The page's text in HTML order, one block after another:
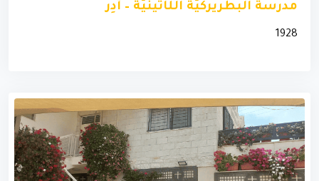
مدرسة البطريركيّة اللّاتينيّة – أَدِر
1928